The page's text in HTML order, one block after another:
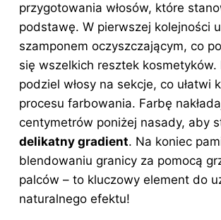
przygotowania włosów, które
podstawę. W pierwszej kolejności
szamponem oczyszczającym, co
się wszelkich resztek kosmetyków.
podziel włosy na sekcje, co ułatwi
procesu farbowania. Farbę
centymetrów poniżej nasady, aby
delikatny gradient. Na koniec
blendowaniu granicy za pomocą
palców – to kluczowy element do
naturalnego efektu!